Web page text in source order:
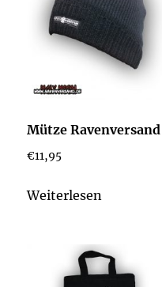
Mütze Ravenversand
€11,95
Weiterlesen